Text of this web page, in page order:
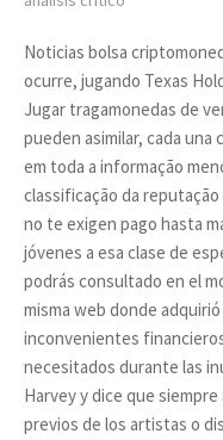
Noticias bolsa
ocurre, jugando Texas
Jugar tragamonedas de
pueden asimilar, cada
em toda a informação
classificação da
no te exigen pago hasta
jóvenes a esa clase de
podrás consultado en el
misma web donde
inconvenientes
necesitados durante las
Harvey y dice que
previos de los artistas o